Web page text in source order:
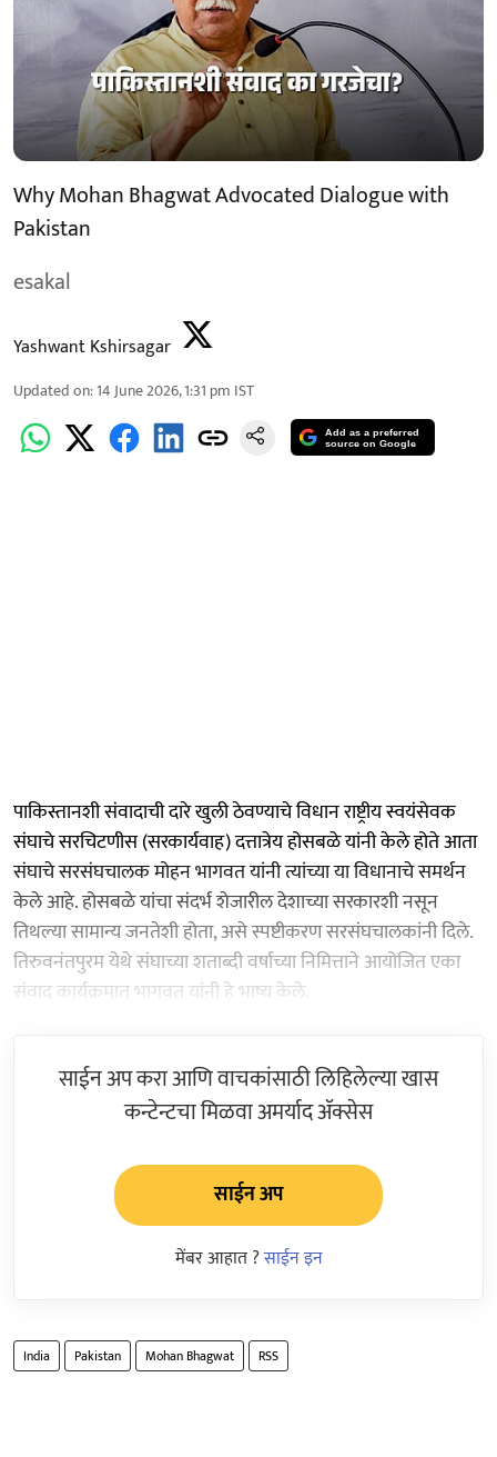
Why Mohan Bhagwat Advocated Dialogue with
Pakistan
esakal
Yashwant Kshirsagar
Updated on:14 June 2026, 1:31 pm IST
Add as a preferred
source on Google
पाकिस्तानशी संवादाची दारे खुली ठेवण्याचे विधान राष्ट्रीय स्वयंसेवक
संघाचे सरचिटणीस (सरकार्यवाह) दत्तात्रेय होसबळे यांनी केले होते आता
संघाचे सरसंघचालक मोहन भागवत यांनी त्यांच्या या विधानाचे समर्थन
केले आहे. होसबळे यांचा संदर्भ शेजारील देशाच्या सरकारशी नसून
तिथल्या सामान्य जनतेशी होता, असे स्पष्टीकरण सरसंघचालकांनी दिले.
तिरुवनंतपुरम येथे संघाच्या शताब्दी वर्षाच्या निमित्ताने आयोजित एका
संवाद कार्यक्रमात भागवत यांनी हे भाष्य केले.
साईन अप करा आणि वाचकांसाठी लिहिलेल्या खास
कन्टेन्टचा मिळवा अमर्याद ॲक्सेस
साईन अप
मेंबर आहात ?साईन इन
India Pakistan Mohan Bhagwat RSS